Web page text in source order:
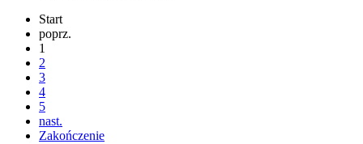
Start
poprz.
1
2
3
4
5
nast.
Zakończenie